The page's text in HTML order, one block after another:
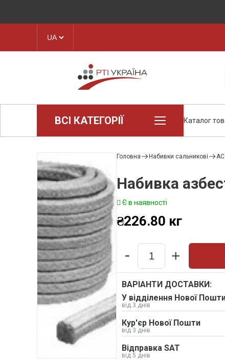
ВСІ КАТЕГОРІЇ
Техпластина, листова гума
Конструкційні пластики та
полімери
Стрічки транспортерні
Рукава і шланги
Хомути та БРСМ з'єднання
Набивки сальникові
Композитні матеріали Resimac
Парафінова емульсія
Прокладки
Шкіркартон прокладковий
Електрокартон листовий
Шнури: Гумові, силіконові
Каталог
Головна Набивки сальникові АС
Набивка
Є в наявності
₴226.80 кг
Quantity
- +
ВАРІАНТИ ДОСТАВКИ:
У відділення Нової
від 3 днів
Кур'єр Нової Пошти
від 3 днів
Відправка SAT
від 5 днів